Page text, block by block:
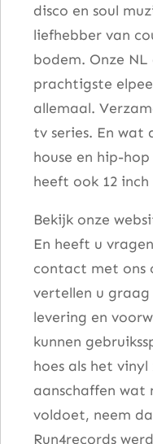
disco en soul
liefhebber van
bodem. Onze
prachtigste
allemaal.
tv series. En wat
house en hip-
heeft ook 12 inch
Bekijk onze
En heeft u
contact met ons
vertellen u
levering en
kunnen
hoes als het
aanschaffen wat
voldoet, neem
Run4records